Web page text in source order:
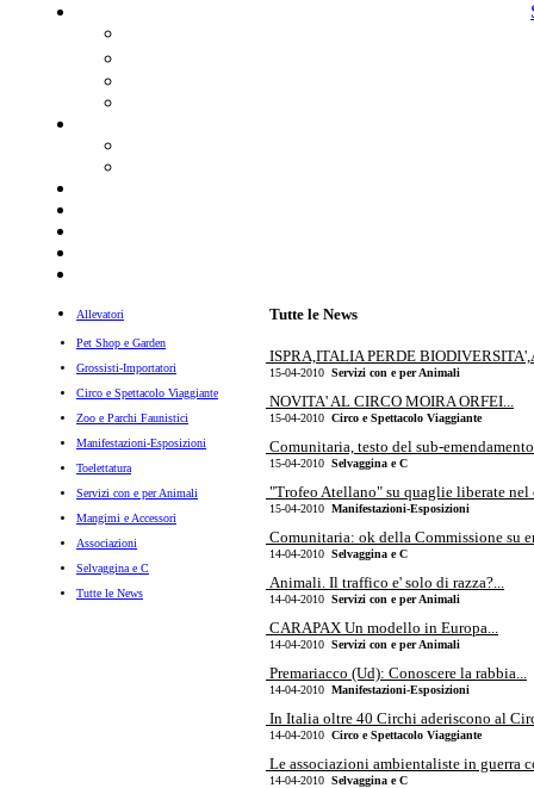
Allevatori
Pet Shop e Garden
Grossisti-Importatori
Circo e Spettacolo Viaggiante
Zoo e Parchi Faunistici
Manifestazioni-Esposizioni
Toelettatura
Servizi con e per Animali
Mangimi e Accessori
Associazioni
Selvaggina e C
Tutte le News
Tutte le News
ISPRA,ITALIA PERDE
15-04-2010 Servizi con e per Animali
NOVITA' AL CIRCO MOIRA ORFEI...
15-04-2010 Circo e Spettacolo Viaggiante
Comunitaria, testo del sub-
15-04-2010 Selvaggina e C
"Trofeo Atellano" su quaglie liberate nel
15-04-2010 Manifestazioni-Esposizioni
Comunitaria: ok della Commissione su
14-04-2010 Selvaggina e C
Animali. Il traffico e' solo di razza?...
14-04-2010 Servizi con e per Animali
CARAPAX Un modello in Europa...
14-04-2010 Servizi con e per Animali
Premariacco (Ud): Conoscere la rabbia...
14-04-2010 Manifestazioni-Esposizioni
In Italia oltre 40 Circhi aderiscono al
14-04-2010 Circo e Spettacolo Viaggiante
Le associazioni ambientaliste in guerra
14-04-2010 Selvaggina e C